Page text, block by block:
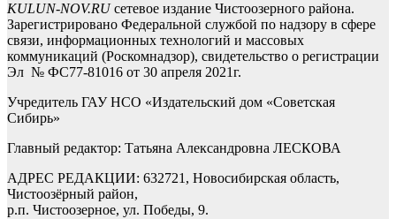
KULUN-NOV.RUсетевое издание Чистоозерного района.
Зарегистрировано Федеральной службой по надзору в сфере
связи, информационных технологий и массовых
коммуникаций (Роскомнадзор), свидетельство о регистрации
Эл № ФС77-81016 от 30 апреля 2021г.
Учредитель ГАУ НСО «Издательский дом «Советская
Сибирь»
Главный редактор: Татьяна Александровна ЛЕСКОВА
АДРЕС РЕДАКЦИИ: 632721, Новосибирская область,
Чистоозёрный район,
р.п. Чистоозерное, ул. Победы, 9.